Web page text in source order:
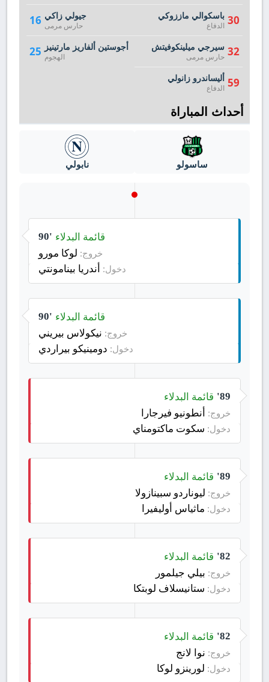
16 جيولي زاكي
حارس مرمى
25 أجوستين ألفاريز مارتينيز
الهجوم
30 باسكوالي ماززوكي
الدفاع
32 سيرجي ميلينكوفيتش
حارس مرمى
59 أليساندرو زانولي
الدفاع
أحداث المباراة
ساسولو نابولي
90' قائمة البدلاء
خروج: لوكا مورو
دخول: أندريا بينامونتي
90' قائمة البدلاء
خروج: نيكولاس بيريني
دخول: دومينيكو بيراردي
89' قائمة البدلاء
خروج: أنطونيو فيرجارا
دخول: سكوت ماكتومناي
89' قائمة البدلاء
خروج: ليوناردو سبينازولا
دخول: ماثياس أوليفيرا
82' قائمة البدلاء
خروج: بيلي جيلمور
دخول: ستانيسلاف لوبتكا
82' قائمة البدلاء
خروج: نوا لانج
دخول: لورينزو لوكا